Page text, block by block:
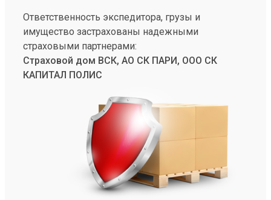
Ответственность экспедитора, грузы и
имущество застрахованы надежными
страховыми партнерами:
Страховой дом ВСК, АО СК ПАРИ, ООО СК
КАПИТАЛ ПОЛИС